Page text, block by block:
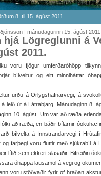
8. til 15. ágúst 2011.
| mánudagurinn 15. ágúst 2011
hjá Lögreglunni á
2011.
voru fjögur umferðaróhöpp
bílveltur og eitt minniháttar
urðu á Örlygshafnarvegi, á
á leið út á Látrabjarg. Mánudaginn 8.
10. ágúst. Um var að ræða
að ræða, en báðir bílarnir
bílvelta á Innstrandarvegi í
og farþegi voru fluttir með sjúkrabíl á
lítið sem ekkert slasaðir. Bifreiðin
óhappa lausamöl á vegi og
voru stöðvaðir fyrir of hraðan